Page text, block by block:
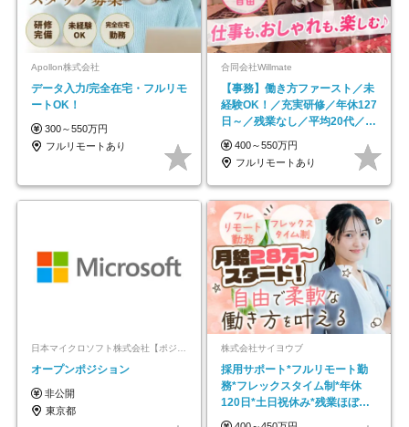
Apollon株式会社
データ入力/完全在宅・フルリモ
ートOK！
300～550万円
フルリモートあり
合同会社Willmate
【事務】働き方ファースト／未
経験OK！／充実研修／年休127
日～／残業なし／平均20代／リ
モートOK
400～550万円
フルリモートあり
日本マイクロソフト株式会社【ポジションマッチ登録】
オープンポジション
非公開
東京都
株式会社サイヨウブ
採用サポート*フルリモート勤
務*フレックスタイム制*年休
120日*土日祝休み*残業ほぼな
し*育児中社員8割以上